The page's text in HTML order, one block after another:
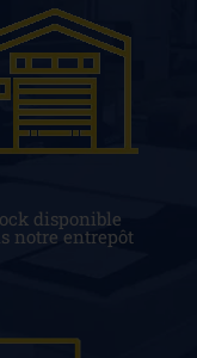
disponible
notre entrepôt